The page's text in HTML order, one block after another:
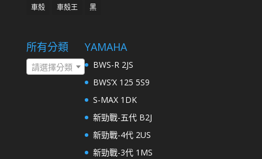
車殼
車殼王 黑
所有分類
請選擇分類
YAMAHA
BWS-R 2JS
BWS’X 125 5S9
S-MAX 1DK
新勁戰-五代 B2J
新勁戰-4代 2US
新勁戰-3代 1MS